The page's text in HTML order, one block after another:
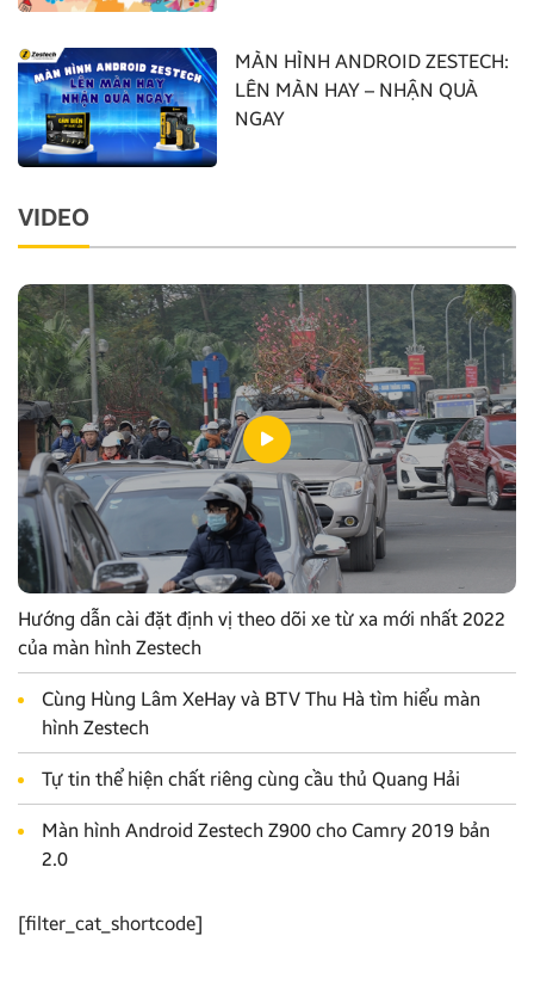
MÀN HÌNH ANDROID ZESTECH:
LÊN MÀN HAY – NHẬN QUÀ
NGAY
VIDEO
Hướng dẫn cài đặt định vị theo dõi xe từ xa mới nhất 2022
của màn hình Zestech
Cùng Hùng Lâm XeHay và BTV Thu Hà tìm hiểu màn
hình Zestech
Tự tin thể hiện chất riêng cùng cầu thủ Quang Hải
Màn hình Android Zestech Z900 cho Camry 2019 bản
2.0
[filter_cat_shortcode]